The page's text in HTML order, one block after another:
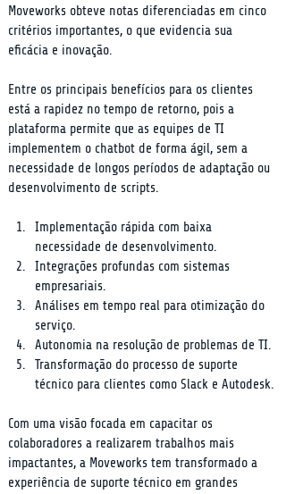
Moveworks obteve notas diferenciadas em cinco
critérios importantes, o que evidencia sua
eficácia e inovação.
Entre os principais benefícios para os clientes
está a rapidez no tempo de retorno, pois a
plataforma permite que as equipes de TI
implementem o chatbot de forma ágil, sem a
necessidade de longos períodos de adaptação ou
desenvolvimento de scripts.
Implementação rápida com baixa
necessidade de desenvolvimento.
Integrações profundas com sistemas
empresariais.
Análises em tempo real para otimização do
serviço.
Autonomia na resolução de problemas de TI.
Transformação do processo de suporte
técnico para clientes como Slack e Autodesk.
Com uma visão focada em capacitar os
colaboradores a realizarem trabalhos mais
impactantes, a Moveworks tem transformado a
experiência de suporte técnico em grandes